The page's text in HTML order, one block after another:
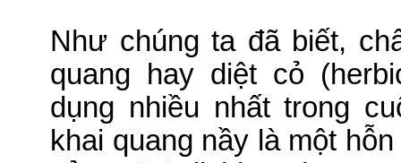
Như chúng ta đã biết,
quang hay diệt cỏ
dụng nhiều nhất trong
khai quang nầy là một